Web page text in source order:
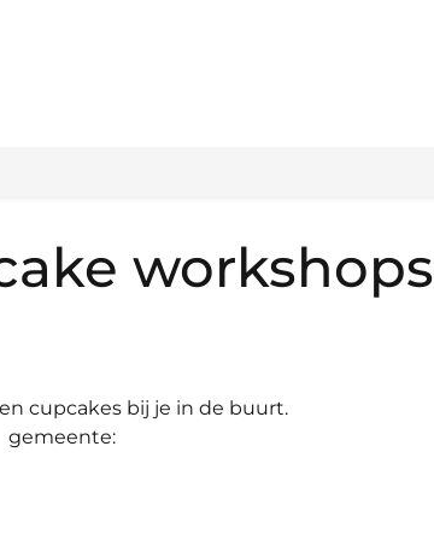
workshops
cupcakes bij je in de buurt.